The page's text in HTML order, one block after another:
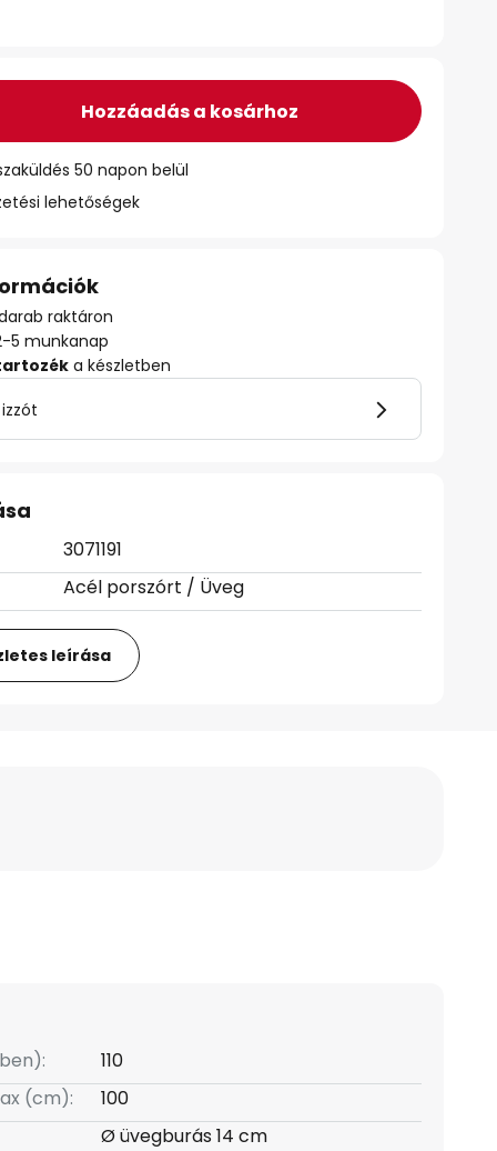
Hozzáadás a kosárhoz
50 napon belül
lehetőségek
raktáron
5 munkanap
a készletben
3071191
Acél porszórt / Üveg
leírása
110
(cm):
100
Ø üvegburás 14 cm